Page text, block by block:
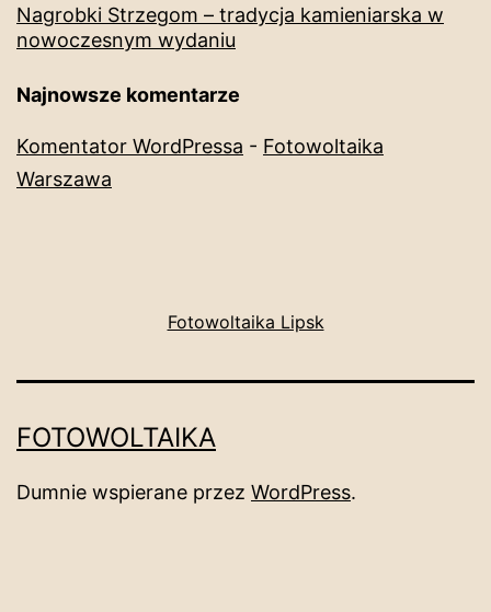
Nagrobki Strzegom – tradycja kamieniarska w
nowoczesnym wydaniu
Najnowsze komentarze
Komentator WordPressa - Fotowoltaika
Warszawa
Fotowoltaika Lipsk
FOTOWOLTAIKA
Dumnie wspierane przez WordPress.